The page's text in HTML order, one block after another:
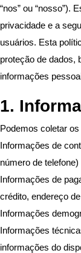
“nos” ou “nosso”).
privacidade e a
usuários. Esta
proteção de dados,
informações
1.
Podemos coletar
Informações de
número de telefone)
Informações de
crédito, endereço
Informações
Informações
informações do